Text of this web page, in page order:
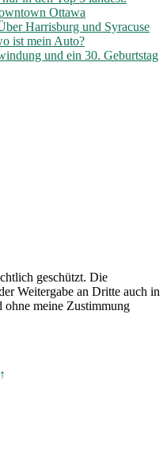
Ottawa
Harrisburg und Syracuse
ist mein Auto?
und ein 30. Geburtstag
geschützt. Die
Weitergabe an Dritte auch in
ohne meine Zustimmung